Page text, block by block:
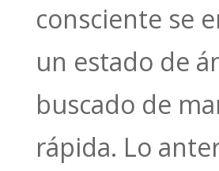
consciente se
un estado de
buscado de
rápida. Lo